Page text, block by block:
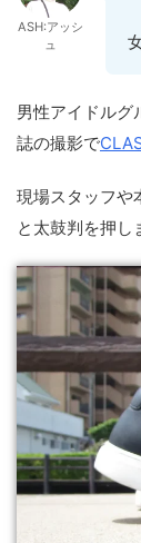
ASH:アッシ
ュ
男性アイドルグ
誌の撮影で
現場スタッフや
と太鼓判を押し